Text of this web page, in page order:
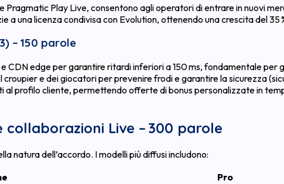
Play Live, consentono agli operatori di entrare in nuovi
a una licenza condivisa con Evolution, ottenendo una crescita del 35
– 150 parole
e CDN edge per garantire ritardi inferiori a 150 ms, fondamentale per
croupier e dei giocatori per prevenire frodi e garantire la sicurezza
al profilo cliente, permettendo offerte di bonus personalizzate in
Live – 300 parole
natura dell’accordo. I modelli più diffusi includono:
Pro